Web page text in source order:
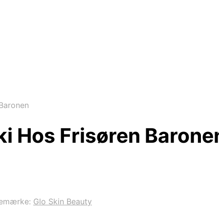
Hos Frisøren
Glo Skin Beauty